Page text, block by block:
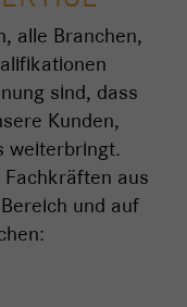
alle Branchen,
sind, dass
Kunden,
weiterbringt.
aus
und auf